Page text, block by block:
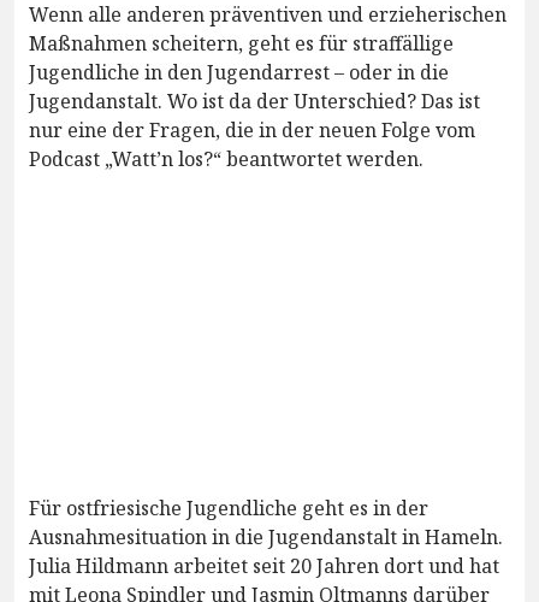
Wenn alle anderen präventiven und erzieherischen
Maßnahmen scheitern, geht es für straffällige
Jugendliche in den Jugendarrest – oder in die
Jugendanstalt. Wo ist da der Unterschied? Das ist
nur eine der Fragen, die in der neuen Folge vom
Podcast „Watt’n los?“ beantwortet werden.
Für ostfriesische Jugendliche geht es in der
Ausnahmesituation in die Jugendanstalt in Hameln.
Julia Hildmann arbeitet seit 20 Jahren dort und hat
mit Leona Spindler und Jasmin Oltmanns darüber